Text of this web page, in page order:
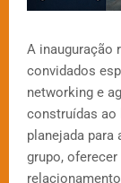
A inauguração
convidados
networking e
construídas ao
planejada para
grupo,